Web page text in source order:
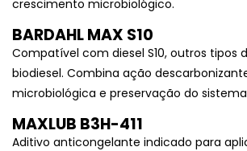
crescimento microbiológico.
BARDAHL MAX S10
Compatível com diesel S10, outros tipos
biodiesel. Combina ação
microbiológica e preservação do
MAXLUB B3H-411
Aditivo anticongelante indicado para